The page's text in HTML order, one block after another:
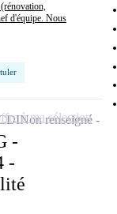
d'équipe. Nous
-
-
Non renseigné
à ma sélection